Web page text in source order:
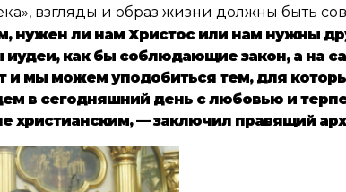
взгляды и образ жизни должны быть
нужен ли нам Христос или нам нужны
как бы соблюдающие закон, а на
и мы можем уподобиться тем, для
в сегодняшний день с любовью и
христианским, — заключил правящий